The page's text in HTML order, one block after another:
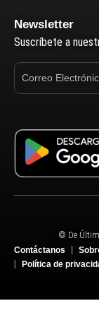
Newsletter
Suscríbete a
© De
Contáctanos
Política de